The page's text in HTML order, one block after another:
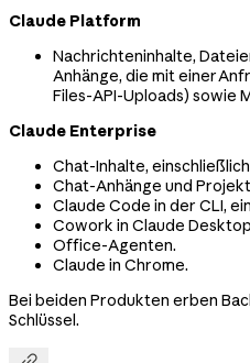
Claude Platform
Nachrichteninhalte,
Anhänge, die mit einer
Files-API-Uploads) sowie
Claude Enterprise
Chat-Inhalte,
Chat-Anhänge und
Claude Code in der CLI,
Cowork in Claude
Office-Agenten.
Claude in Chrome.
Bei beiden Produkten erben
Schlüssel.